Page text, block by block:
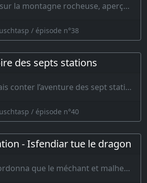
Isfendiar arriva sur la montagne rocheuse, aperçut son père et l…
/ épisode n°38
des septs stations
Maintenant je vais conter l’aventure des sept stations; je la conterai dans un beau et frai…
/ épisode n°40
- Isfendiar tue le dragon
Alors Isfendiar ordonna que le méchant et malheureux Kergsar parût devant lu…